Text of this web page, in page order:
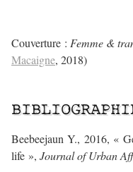
Couverture : Femme &
Macaigne, 2018)
Beebeejaun Y., 2016, «
life », Journal of Urban